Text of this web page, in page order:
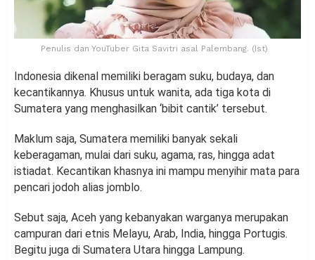
Penulis dan YouTuber Gita Savitri asal Palembang. (Ist)
Indonesia dikenal memiliki beragam suku, budaya, dan
kecantikannya. Khusus untuk wanita, ada tiga kota di
Sumatera yang menghasilkan ‘bibit cantik’ tersebut.
Maklum saja, Sumatera memiliki banyak sekali
keberagaman, mulai dari suku, agama, ras, hingga adat
istiadat. Kecantikan khasnya ini mampu menyihir mata para
pencari jodoh alias jomblo.
Sebut saja, Aceh yang kebanyakan warganya merupakan
campuran dari etnis Melayu, Arab, India, hingga Portugis.
Begitu juga di Sumatera Utara hingga Lampung.